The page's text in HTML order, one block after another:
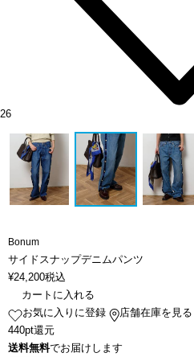
26
Bonum
サイドスナップデニムパンツ
¥24,200税込
カートに入れる
お気に入りに登録
店舗在庫を見る
440pt還元
送料無料でお届けします